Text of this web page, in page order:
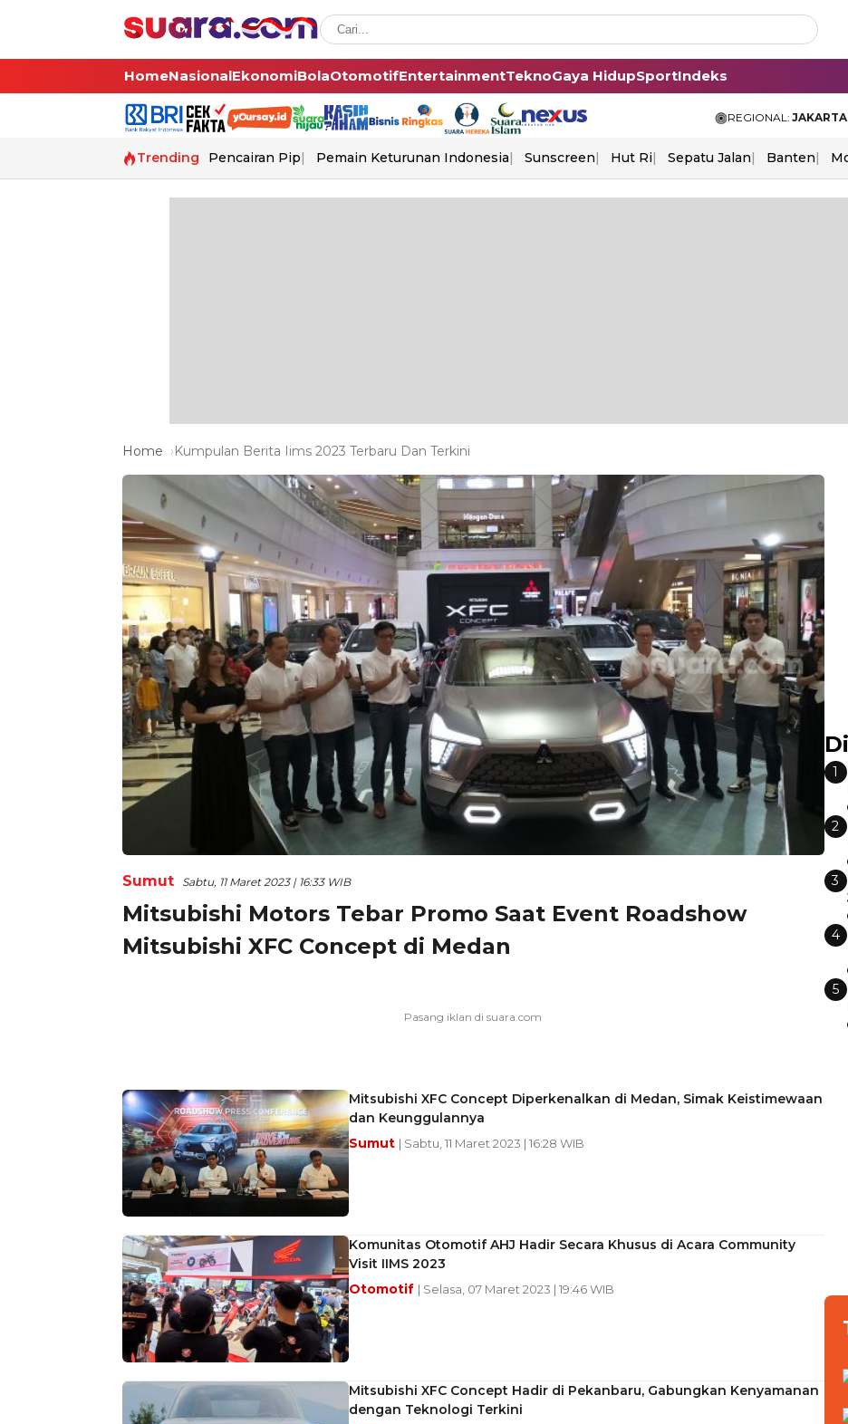
HomeNasionalEkonomiBolaOtomotifEntertainmentTeknoGaya HidupSportIndeks
REGIONAL: JAKARTA
Trending Pencairan Pip Pemain Keturunan Indonesia Sunscreen Hut Ri Sepatu Jalan Banten
Home Kumpulan Berita Iims 2023 Terbaru Dan Terkini
Sumut Sabtu, 11 Maret 2023 | 16:33 WIB
Mitsubishi Motors Tebar Promo Saat Event Roadshow
Mitsubishi XFC Concept di Medan
Mitsubishi XFC Concept Diperkenalkan di Medan, Simak Keistimewaan
dan Keunggulannya
Sumut | Sabtu, 11 Maret 2023 | 16:28 WIB
Komunitas Otomotif AHJ Hadir Secara Khusus di Acara Community
Visit IIMS 2023
Otomotif | Selasa, 07 Maret 2023 | 19:46 WIB
Mitsubishi XFC Concept Hadir di Pekanbaru, Gabungkan Kenyamanan
dengan Teknologi Terkini
1
2
3
4
5